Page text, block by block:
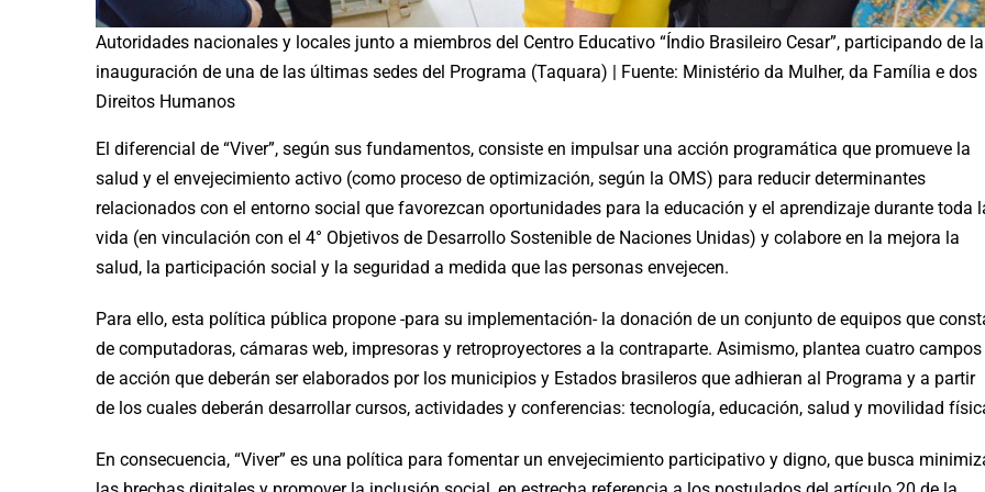
Autoridades nacionales y locales junto a miembros del Centro Educativo “Índio Brasileiro Cesar”, participando de la
inauguración de una de las últimas sedes del Programa (Taquara) | Fuente: Ministério da Mulher, da Família e dos
Direitos Humanos
El diferencial de “Viver”, según sus fundamentos, consiste en impulsar una acción programática que promueve la
salud y el envejecimiento activo (como proceso de optimización, según la OMS) para reducir determinantes
relacionados con el entorno social que favorezcan oportunidades para la educación y el aprendizaje durante toda
vida (en vinculación con el 4° Objetivos de Desarrollo Sostenible de Naciones Unidas) y colabore en la mejora la
salud, la participación social y la seguridad a medida que las personas envejecen.
Para ello, esta política pública propone -para su implementación- la donación de un conjunto de equipos que
de computadoras, cámaras web, impresoras y retroproyectores a la contraparte. Asimismo, plantea cuatro campos
de acción que deberán ser elaborados por los municipios y Estados brasileros que adhieran al Programa y a partir
de los cuales deberán desarrollar cursos, actividades y conferencias: tecnología, educación, salud y movilidad
En consecuencia, “Viver” es una política para fomentar un envejecimiento participativo y digno, que busca